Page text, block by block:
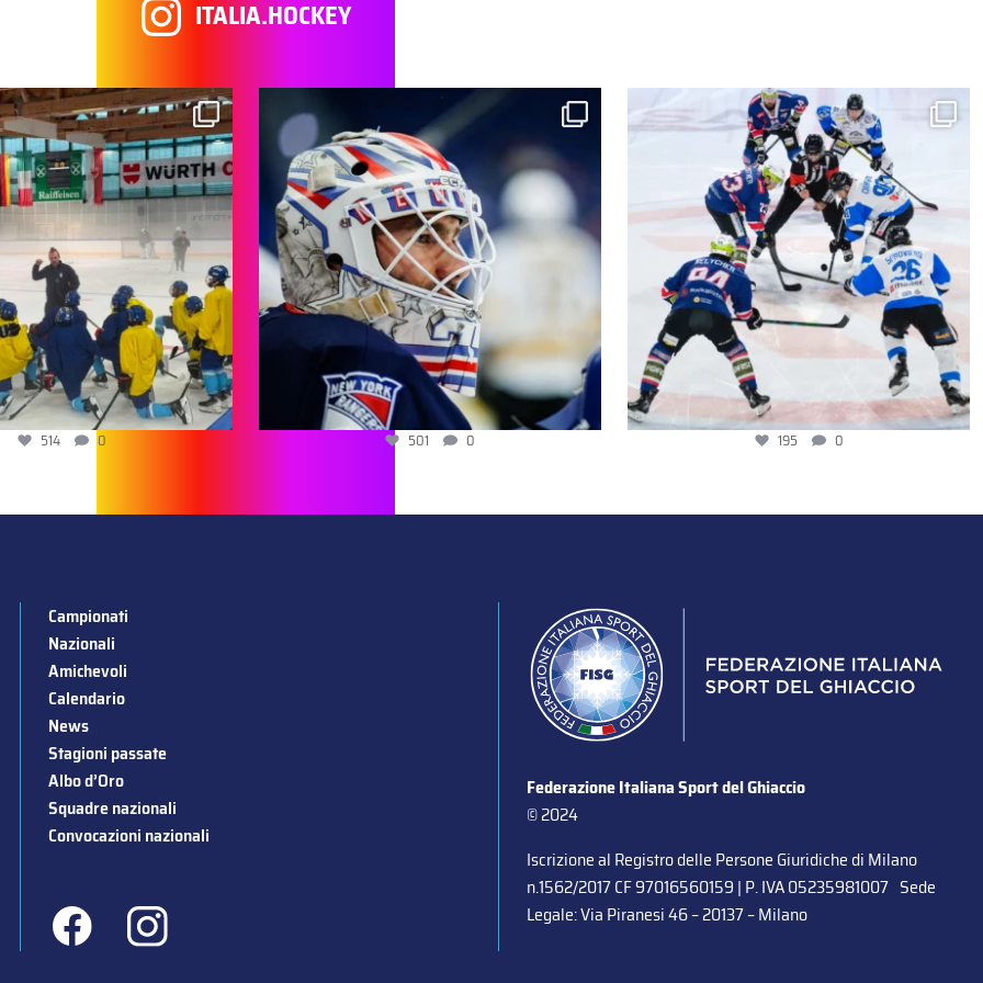
ITALIA.HOCKEY
514 0 501 0 195 0
Campionati
Nazionali
Amichevoli
Calendario
News
Stagioni passate
Albo d’Oro
Squadre nazionali
Convocazioni nazionali
Federazione Italiana Sport del Ghiaccio
© 2024
Iscrizione al Registro delle Persone Giuridiche di Milano
n.1562/2017 CF 97016560159 | P. IVA 05235981007 Sede
Legale: Via Piranesi 46 – 20137 – Milano